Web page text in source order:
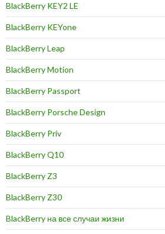
BlackBerry KEY2 LE
BlackBerry KEYone
BlackBerry Leap
BlackBerry Motion
BlackBerry Passport
BlackBerry Porsche Design
BlackBerry Priv
BlackBerry Q10
BlackBerry Z3
BlackBerry Z30
BlackBerry на все случаи жизни